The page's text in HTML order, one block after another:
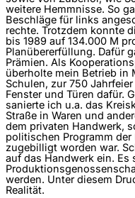
weitere Hemmnisse. So
Beschläge für links
rechte. Trotzdem konnte
bis 1989 auf 134.000 M
Planübererfüllung. Dafür
Prämien. Als
überholte mein Betrieb in
Schulen, zur 750
Fenster und Türen dafür.
sanierte ich u.a. das
Straße in Waren und
dem privaten Handwerk,
politischen Programm der
zugebilligt worden war.
auf das Handwerk ein. Es
werden. Unter diesem
Realität.